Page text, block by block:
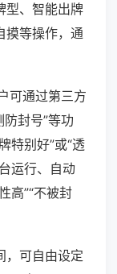
型、智能出牌
摸等操作，通
可通过第三方
防封号”等功
特别好”或“透
运行、自动
高”“不被封
，可自由设定